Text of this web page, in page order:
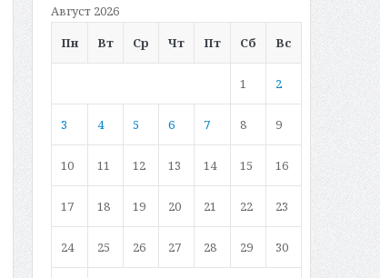
Август 2026
Пн
Вт Ср Чт Пт Сб Вс
1 2
3 4 5 6 7 8 9
10 11 12 13 14 15 16
17 18 19 20 21 22 23
24 25 26 27 28 29 30